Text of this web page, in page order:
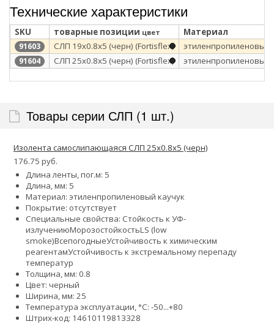
Технические характеристики
SKU товарные позиции цвет Материал
91603 СЛП 19х0.8х5 (черн) (Fortisflex) этиленпропиленовый
91604 СЛП 25х0.8х5 (черн) (Fortisflex) этиленпропиленовый
Товары серии СЛП (1 шт.)
Изолента самослипающаяся СЛП 25х0.8х5 (черн)
176.75 руб.
Длина ленты, пог.м: 5
Длина, мм: 5
Материал: этиленпропиленовый каучук
Покрытие: отсутствует
Специальные свойства: Стойкость к УФ-
излучениюМорозостойкостьLS (low
smoke)ВсепогодныеУстойчивость к химическим
реагентамУстойчивость к экстремальному перепаду
температур
Толщина, мм: 0.8
Цвет: черный
Ширина, мм: 25
Температура эксплуатации, °C: -50...+80
Штрих-код: 14610119813328